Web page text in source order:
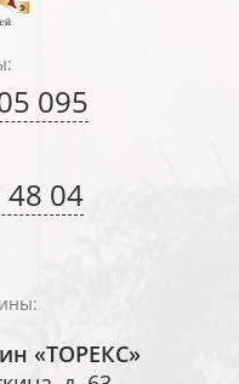
095
48 04
«ТОРЕКС»